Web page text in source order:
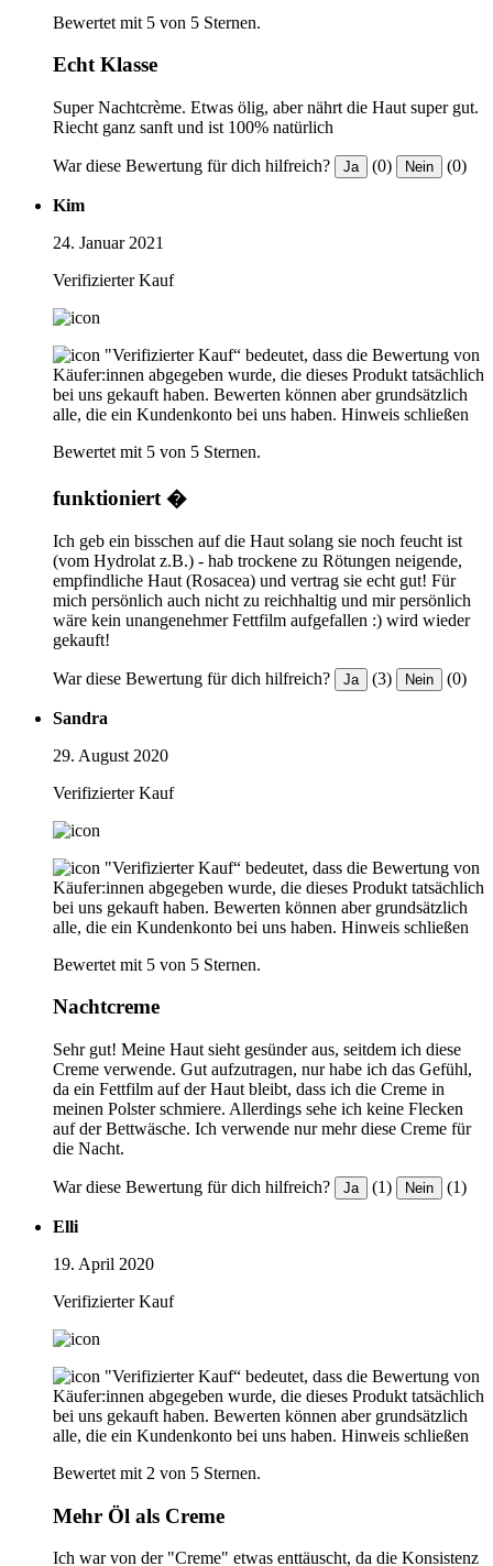
Bewertet mit 5 von 5 Sternen.
Echt Klasse
Super Nachtcrème. Etwas ölig, aber nährt die Haut super gut.
Riecht ganz sanft und ist 100% natürlich
War diese Bewertung für dich hilfreich? Ja (0) Nein (0)
Kim
24. Januar 2021
Verifizierter Kauf
"Verifizierter Kauf“ bedeutet, dass die Bewertung von
Käufer:innen abgegeben wurde, die dieses Produkt tatsächlich
bei uns gekauft haben. Bewerten können aber grundsätzlich
alle, die ein Kundenkonto bei uns haben. Hinweis schließen
Bewertet mit 5 von 5 Sternen.
funktioniert �
Ich geb ein bisschen auf die Haut solang sie noch feucht ist
(vom Hydrolat z.B.) - hab trockene zu Rötungen neigende,
empfindliche Haut (Rosacea) und vertrag sie echt gut! Für
mich persönlich auch nicht zu reichhaltig und mir persönlich
wäre kein unangenehmer Fettfilm aufgefallen :) wird wieder
gekauft!
War diese Bewertung für dich hilfreich? Ja (3) Nein (0)
Sandra
29. August 2020
Verifizierter Kauf
"Verifizierter Kauf“ bedeutet, dass die Bewertung von
Käufer:innen abgegeben wurde, die dieses Produkt tatsächlich
bei uns gekauft haben. Bewerten können aber grundsätzlich
alle, die ein Kundenkonto bei uns haben. Hinweis schließen
Bewertet mit 5 von 5 Sternen.
Nachtcreme
Sehr gut! Meine Haut sieht gesünder aus, seitdem ich diese
Creme verwende. Gut aufzutragen, nur habe ich das Gefühl,
da ein Fettfilm auf der Haut bleibt, dass ich die Creme in
meinen Polster schmiere. Allerdings sehe ich keine Flecken
auf der Bettwäsche. Ich verwende nur mehr diese Creme für
die Nacht.
War diese Bewertung für dich hilfreich? Ja (1) Nein (1)
Elli
19. April 2020
Verifizierter Kauf
"Verifizierter Kauf“ bedeutet, dass die Bewertung von
Käufer:innen abgegeben wurde, die dieses Produkt tatsächlich
bei uns gekauft haben. Bewerten können aber grundsätzlich
alle, die ein Kundenkonto bei uns haben. Hinweis schließen
Bewertet mit 2 von 5 Sternen.
Mehr Öl als Creme
Ich war von der "Creme" etwas enttäuscht, da die Konsistenz